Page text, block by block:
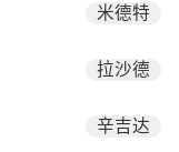
米德特
拉沙德
辛吉达